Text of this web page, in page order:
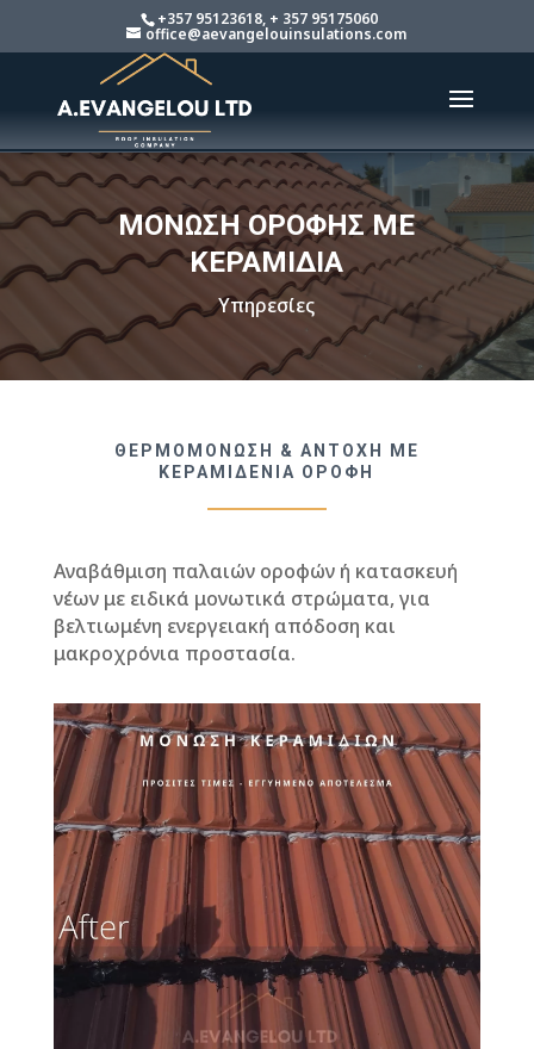
+357 95123618, + 357 95175060
office@aevangelouinsulations.com
ΜΟΝΩΣΗ ΟΡΟΦΗΣ ΜΕ
ΚΕΡΑΜΙΔΙΑ
Υπηρεσίες
ΘΕΡΜΟΜΟΝΩΣΗ & ΑΝΤΟΧΗ ΜΕ
ΚΕΡΑΜΙΔΕΝΙΑ ΟΡΟΦΗ
Αναβάθμιση παλαιών οροφών ή κατασκευή
νέων με ειδικά μονωτικά στρώματα, για
βελτιωμένη ενεργειακή απόδοση και
μακροχρόνια προστασία.